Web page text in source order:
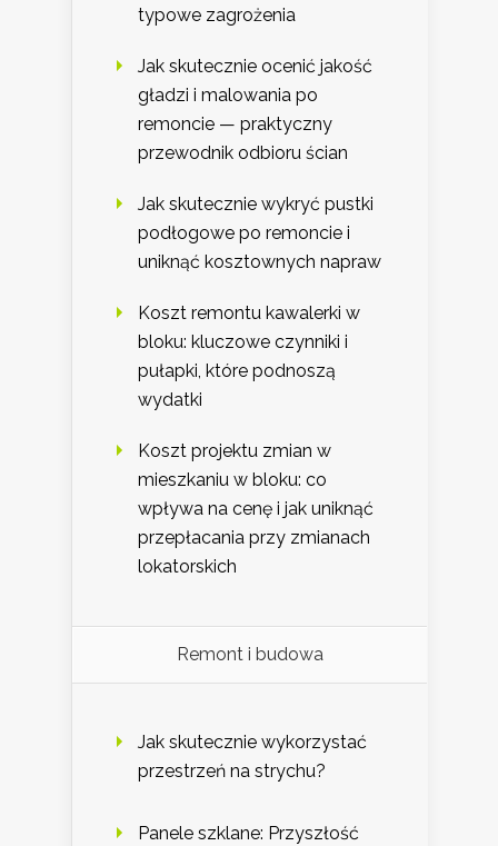
typowe zagrożenia
Jak skutecznie ocenić jakość
gładzi i malowania po
remoncie — praktyczny
przewodnik odbioru ścian
Jak skutecznie wykryć pustki
podłogowe po remoncie i
uniknąć kosztownych napraw
Koszt remontu kawalerki w
bloku: kluczowe czynniki i
pułapki, które podnoszą
wydatki
Koszt projektu zmian w
mieszkaniu w bloku: co
wpływa na cenę i jak uniknąć
przepłacania przy zmianach
lokatorskich
Remont i budowa
Jak skutecznie wykorzystać
przestrzeń na strychu?
Panele szklane: Przyszłość